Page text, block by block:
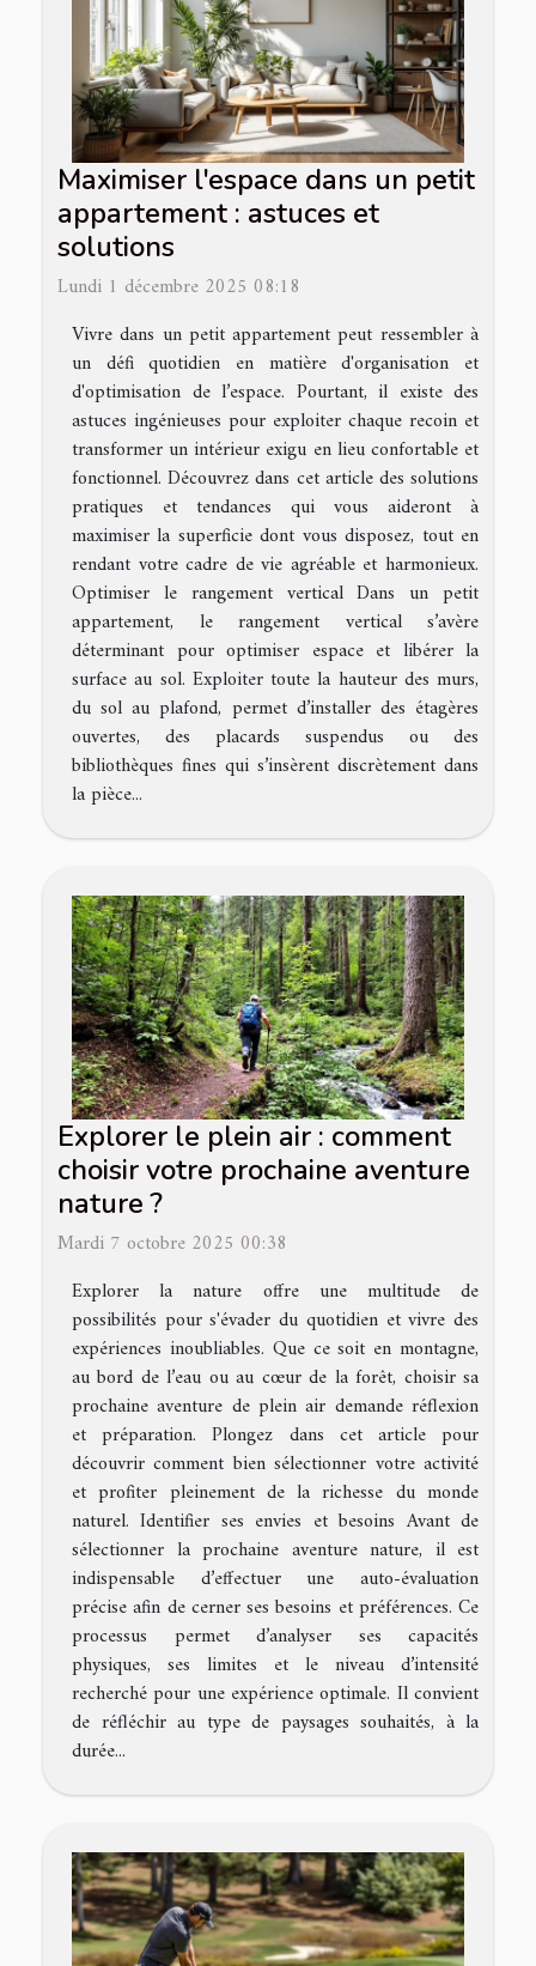
Maximiser l'espace dans un petit
appartement : astuces et
solutions
Lundi 1 décembre 2025 08:18
Vivre dans un petit appartement peut ressembler à
un défi quotidien en matière d'organisation et
d'optimisation de l’espace. Pourtant, il existe des
astuces ingénieuses pour exploiter chaque recoin et
transformer un intérieur exigu en lieu confortable et
fonctionnel. Découvrez dans cet article des solutions
pratiques et tendances qui vous aideront à
maximiser la superficie dont vous disposez, tout en
rendant votre cadre de vie agréable et harmonieux.
Optimiser le rangement vertical Dans un petit
appartement, le rangement vertical s’avère
déterminant pour optimiser espace et libérer la
surface au sol. Exploiter toute la hauteur des murs,
du sol au plafond, permet d’installer des étagères
ouvertes, des placards suspendus ou des
bibliothèques fines qui s’insèrent discrètement dans
la pièce...
Explorer le plein air : comment
choisir votre prochaine aventure
nature ?
Mardi 7 octobre 2025 00:38
Explorer la nature offre une multitude de
possibilités pour s'évader du quotidien et vivre des
expériences inoubliables. Que ce soit en montagne,
au bord de l’eau ou au cœur de la forêt, choisir sa
prochaine aventure de plein air demande réflexion
et préparation. Plongez dans cet article pour
découvrir comment bien sélectionner votre activité
et profiter pleinement de la richesse du monde
naturel. Identifier ses envies et besoins Avant de
sélectionner la prochaine aventure nature, il est
indispensable d’effectuer une auto-évaluation
précise afin de cerner ses besoins et préférences. Ce
processus permet d’analyser ses capacités
physiques, ses limites et le niveau d’intensité
recherché pour une expérience optimale. Il convient
de réfléchir au type de paysages souhaités, à la
durée...